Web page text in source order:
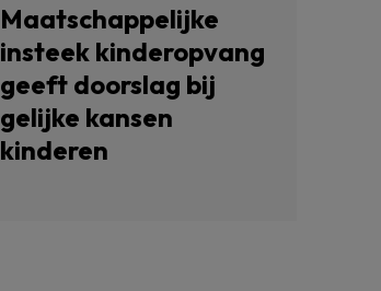
Maatschappelijke
insteek kinderopvang
geeft doorslag bij
gelijke kansen
kinderen